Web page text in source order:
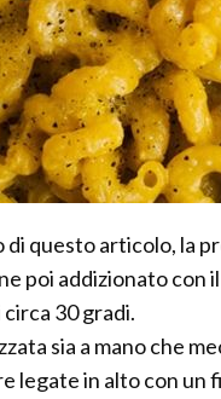
di questo articolo, la
poi addizionato con
30 gradi.
sia a mano che
legate in alto con un